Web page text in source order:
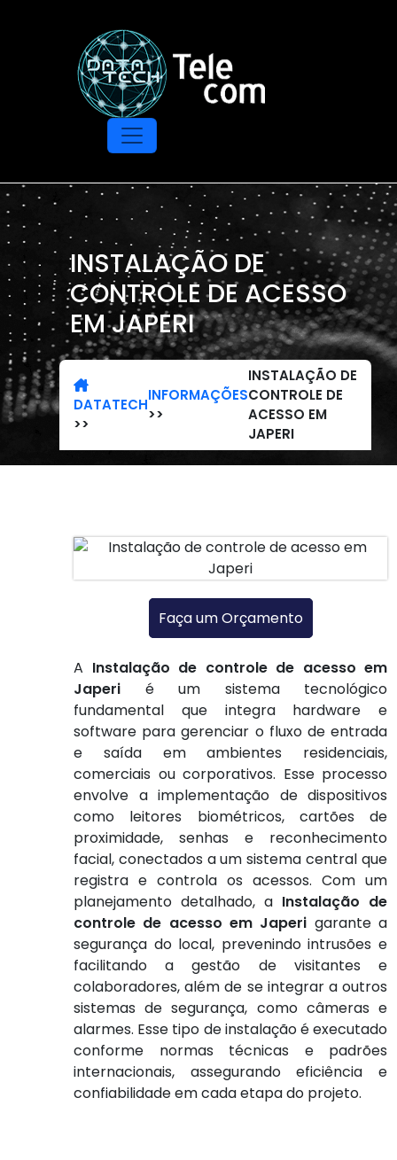
INSTALAÇÃO DE
CONTROLE DE ACESSO
EM JAPERI
DATATECH
>>
INFORMAÇÕES
>>
INSTALAÇÃO DE
CONTROLE DE
ACESSO EM
JAPERI
A Instalação de controle de acesso em
Japeri é um sistema tecnológico
fundamental que integra hardware e
software para gerenciar o fluxo de entrada
e saída em ambientes residenciais,
comerciais ou corporativos. Esse processo
envolve a implementação de dispositivos
como leitores biométricos, cartões de
proximidade, senhas e reconhecimento
facial, conectados a um sistema central que
registra e controla os acessos. Com um
planejamento detalhado, a Instalação de
controle de acesso em Japeri garante a
segurança do local, prevenindo intrusões e
facilitando a gestão de visitantes e
colaboradores, além de se integrar a outros
sistemas de segurança, como câmeras e
alarmes. Esse tipo de instalação é executado
conforme normas técnicas e padrões
internacionais, assegurando eficiência e
confiabilidade em cada etapa do projeto.
Faça um Orçamento